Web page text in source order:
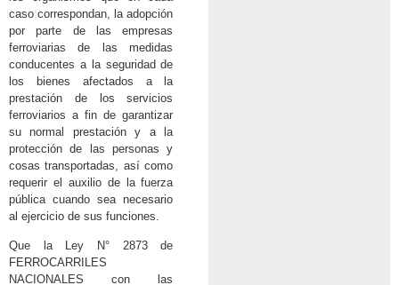
caso correspondan, la adopción
por parte de las empresas
ferroviarias de las medidas
conducentes a la seguridad de
los bienes afectados a la
prestación de los servicios
ferroviarios a fin de garantizar
su normal prestación y a la
protección de las personas y
cosas transportadas, así como
requerir el auxilio de la fuerza
pública cuando sea necesario
al ejercicio de sus funciones.
Que la Ley N° 2873 de
FERROCARRILES
NACIONALES con las